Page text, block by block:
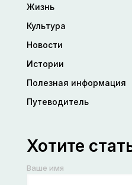
Жизнь
Культура
Новости
Истории
Полезная информация
Путеводитель
Хотите
Ваше имя